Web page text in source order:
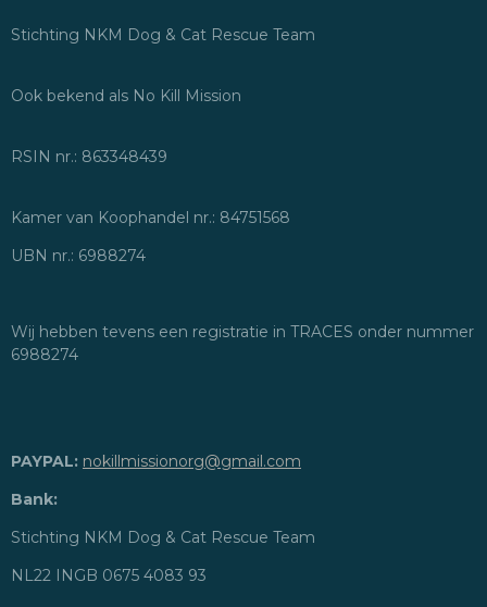
Stichting NKM Dog & Cat Rescue Team
Ook bekend als No Kill Mission
RSIN nr.: 863348439
Kamer van Koophandel nr.: 84751568
UBN nr.: 6988274
Wij hebben tevens een registratie in TRACES onder nummer
6988274
PAYPAL: nokillmissionorg@gmail.com
Bank:
Stichting NKM Dog & Cat Rescue Team
NL22 INGB 0675 4083 93